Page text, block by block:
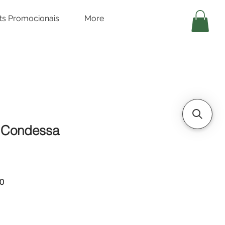
Promocionais More
Preço